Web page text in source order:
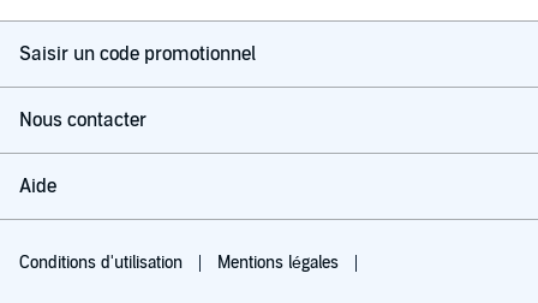
Saisir un code promotionnel
Nous contacter
Aide
Conditions d'utilisation Mentions légales